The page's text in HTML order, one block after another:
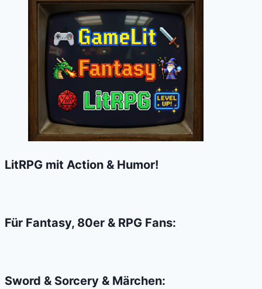
Home
Sheep
Home
LitRPG mit Action & Humor!
Für Fantasy, 80er & RPG Fans:
Sword & Sorcery & Märchen: